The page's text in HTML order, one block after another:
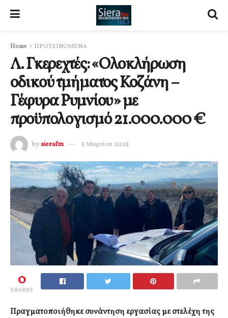
Home ΠΡΟΤΕΙΝΟΜΕΝΑ
Λ. Γκερεχτές: «Ολοκλήρωση
οδικού τμήματος Κοζάνη –
Γέφυρα Ρυμνίου» με
προϋπολογισμό 21.000.000 €
by sierafm 5 Μαρτίου 2025
0
SHARES
Πραγματοποιήθηκε συνάντηση εργασίας με στελέχη της